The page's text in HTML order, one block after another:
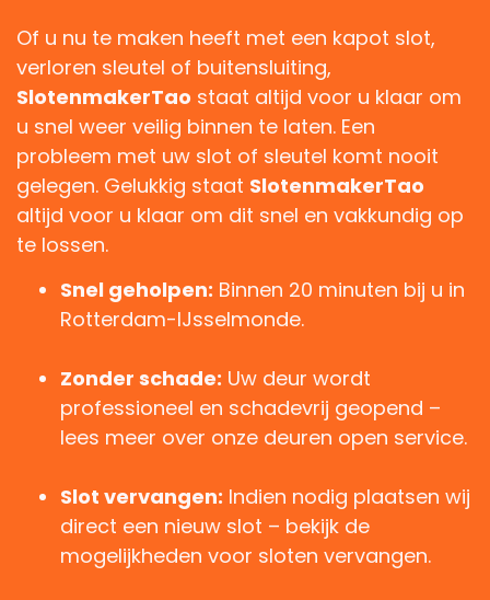
Of u nu te maken heeft met een kapot slot,
verloren sleutel of buitensluiting,
SlotenmakerTao staat altijd voor u klaar om
u snel weer veilig binnen te laten. Een
probleem met uw slot of sleutel komt nooit
gelegen. Gelukkig staat SlotenmakerTao
altijd voor u klaar om dit snel en vakkundig op
te lossen.
Snel geholpen: Binnen 20 minuten bij u in
Rotterdam-IJsselmonde.
Zonder schade: Uw deur wordt
professioneel en schadevrij geopend –
lees meer over onze deuren open service.
Slot vervangen: Indien nodig plaatsen wij
direct een nieuw slot – bekijk de
mogelijkheden voor sloten vervangen.